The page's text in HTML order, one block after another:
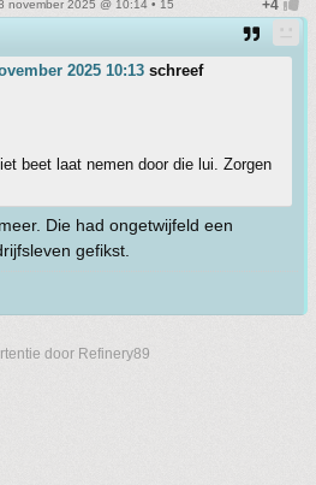
november 2025 @ 10:14 • 15
2025 10:13 schreef
beet laat nemen door die lui. Zorgen
Die had ongetwijfeld een
gefikst.
door Refinery89